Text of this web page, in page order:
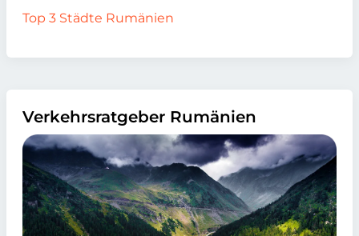
Top 3 Städte Rumänien
Verkehrsratgeber Rumänien